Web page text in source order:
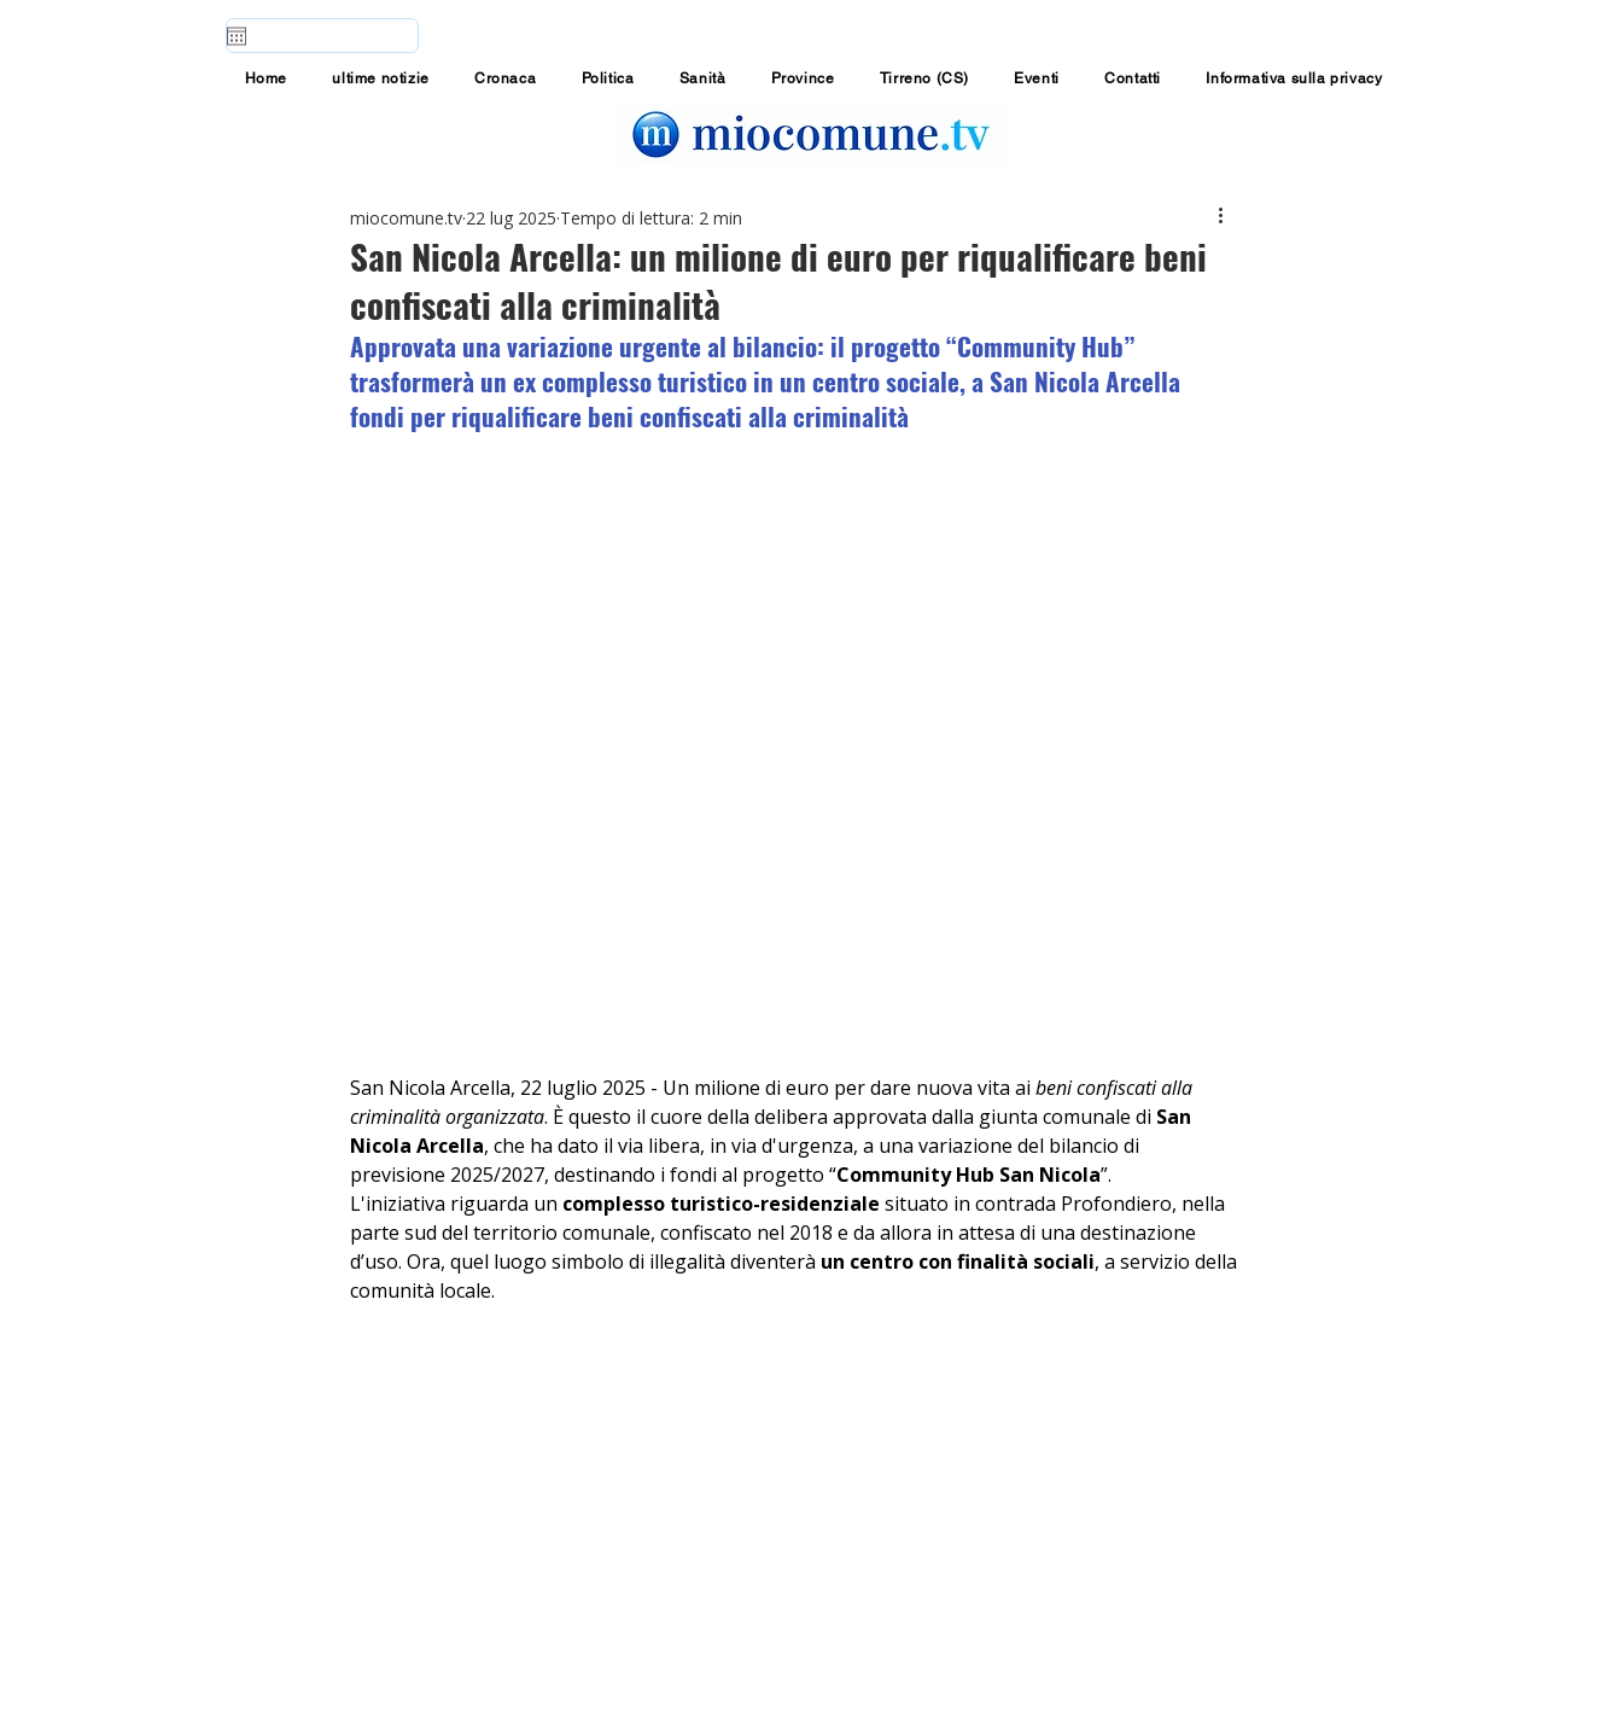
Home ultime notizie Cronaca Politica Sanità Province Tirreno (CS) Eventi Contatti Informativa sulla privacy
San Nicola Arcella: un milione di euro per riqualificare beni
confiscati alla criminalità
miocomune.tv 22 lug 2025 Tempo di lettura: 2 min
Approvata una variazione urgente al bilancio: il progetto “Community Hub”
trasformerà un ex complesso turistico in un centro sociale, a San Nicola Arcella
fondi per riqualificare beni confiscati alla criminalità
San Nicola Arcella, 22 luglio 2025 - Un milione di euro per dare nuova vita ai beni confiscati alla
criminalità organizzata. È questo il cuore della delibera approvata dalla giunta comunale di San
Nicola Arcella, che ha dato il via libera, in via d'urgenza, a una variazione del bilancio di
previsione 2025/2027, destinando i fondi al progetto “Community Hub San Nicola”.
L'iniziativa riguarda un complesso turistico-residenziale situato in contrada Profondiero, nella
parte sud del territorio comunale, confiscato nel 2018 e da allora in attesa di una destinazione
d’uso. Ora, quel luogo simbolo di illegalità diventerà un centro con finalità sociali, a servizio della
comunità locale.